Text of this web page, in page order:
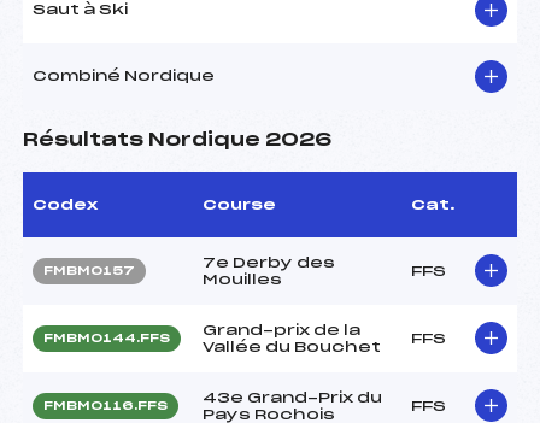
Saut à Ski
Combiné Nordique
Résultats Nordique 2026
Codex Course Cat.
FMBM0157
7e Derby des
Mouilles
FFS
FMBM0144.FFS
Grand-prix de la
Vallée du Bouchet
FFS
FMBM0116.FFS
43e Grand-Prix du
Pays Rochois
FFS